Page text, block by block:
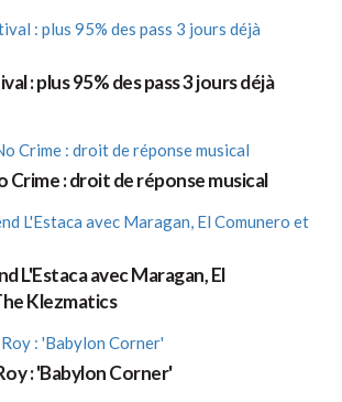
: plus 95% des pass 3 jours déjà
Crime : droit de réponse musical
L'Estaca avec Maragan, El
Klezmatics
: 'Babylon Corner'